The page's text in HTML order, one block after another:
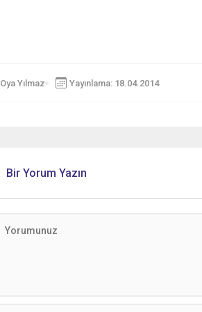
Oya Yılmaz Yayınlama: 18.04.2014
Bir Yorum Yazın